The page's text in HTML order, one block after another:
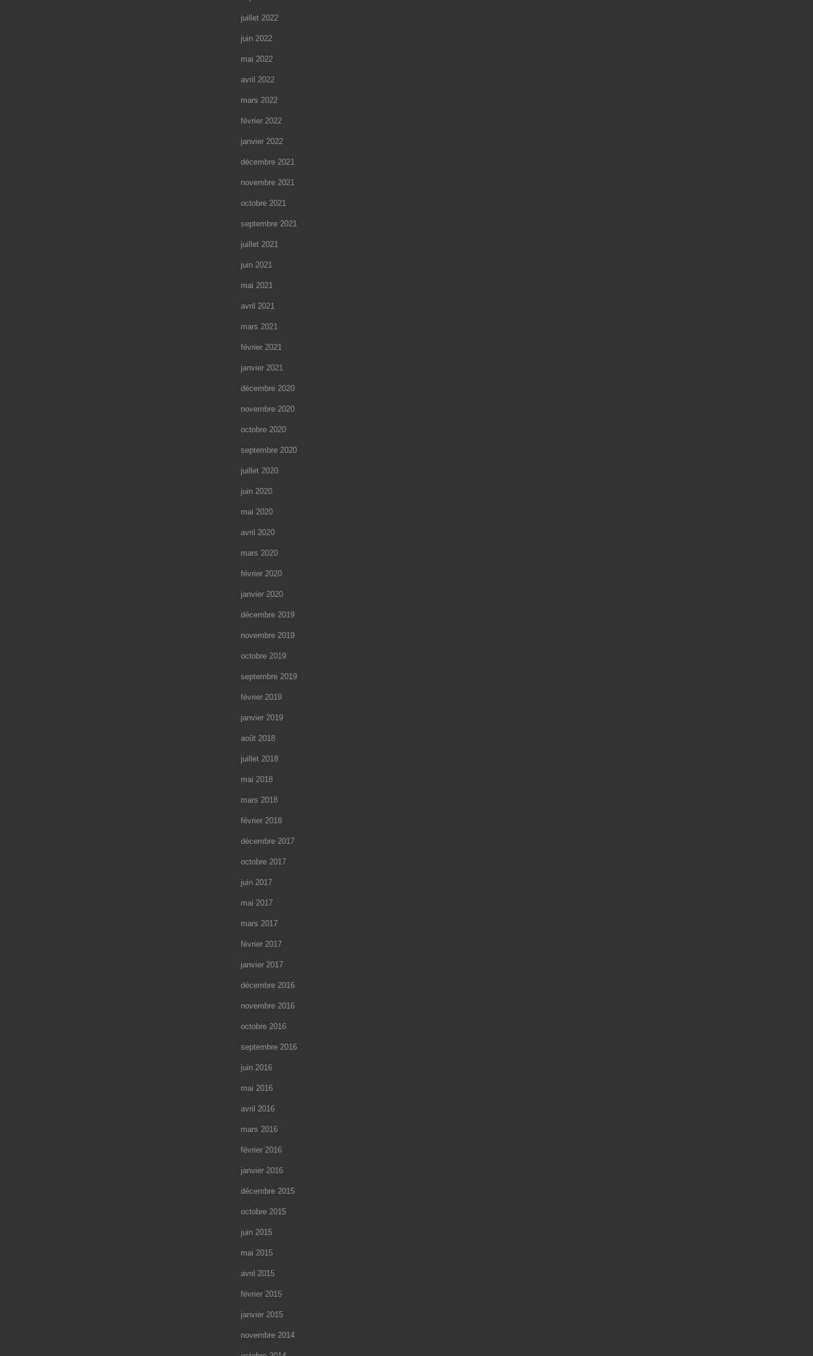
juillet 2022
juin 2022
mai 2022
avril 2022
mars 2022
février 2022
janvier 2022
décembre 2021
novembre 2021
octobre 2021
septembre 2021
juillet 2021
juin 2021
mai 2021
avril 2021
mars 2021
février 2021
janvier 2021
décembre 2020
novembre 2020
octobre 2020
septembre 2020
juillet 2020
juin 2020
mai 2020
avril 2020
mars 2020
février 2020
janvier 2020
décembre 2019
novembre 2019
octobre 2019
septembre 2019
février 2019
janvier 2019
août 2018
juillet 2018
mai 2018
mars 2018
février 2018
décembre 2017
octobre 2017
juin 2017
mai 2017
mars 2017
février 2017
janvier 2017
décembre 2016
novembre 2016
octobre 2016
septembre 2016
juin 2016
mai 2016
avril 2016
mars 2016
février 2016
janvier 2016
décembre 2015
octobre 2015
juin 2015
mai 2015
avril 2015
février 2015
janvier 2015
novembre 2014